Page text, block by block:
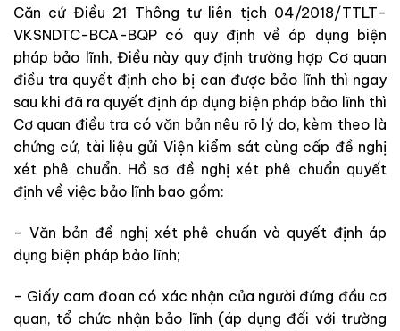
Căn cứ Điều 21 Thông tư liên tịch 04/2018/TTLT-
VKSNDTC-BCA-BQP có quy định về áp dụng biện
pháp bảo lĩnh, Điều này quy định trường hợp Cơ quan
điều tra quyết định cho bị can được bảo lĩnh thì ngay
sau khi đã ra quyết định áp dụng biện pháp bảo lĩnh thì
Cơ quan điều tra có văn bản nêu rõ lý do, kèm theo là
chứng cứ, tài liệu gửi Viện kiểm sát cùng cấp đề nghị
xét phê chuẩn. Hồ sơ đề nghị xét phê chuẩn quyết
định về việc bảo lĩnh bao gồm:
– Văn bản đề nghị xét phê chuẩn và quyết định áp
dụng biện pháp bảo lĩnh;
– Giấy cam đoan có xác nhận của người đứng đầu cơ
quan, tổ chức nhận bảo lĩnh (áp dụng đối với trường